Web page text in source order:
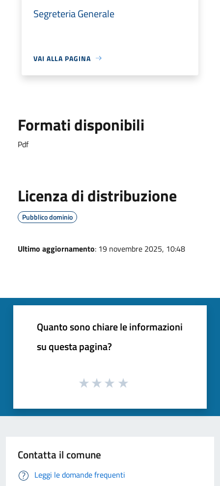
Segreteria Generale
VAI ALLA PAGINA
Formati disponibili
Pdf
Licenza di distribuzione
Pubblico dominio
Ultimo aggiornamento: 19 novembre 2025, 10:48
Quanto sono chiare le informazioni
su questa pagina?
Contatta il comune
Leggi le domande frequenti